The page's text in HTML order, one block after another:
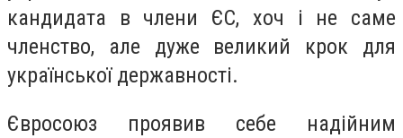
кандидата в члени ЄС, хоч і не саме
членство, але дуже великий крок для
української державності.
Євросоюз проявив себе надійним